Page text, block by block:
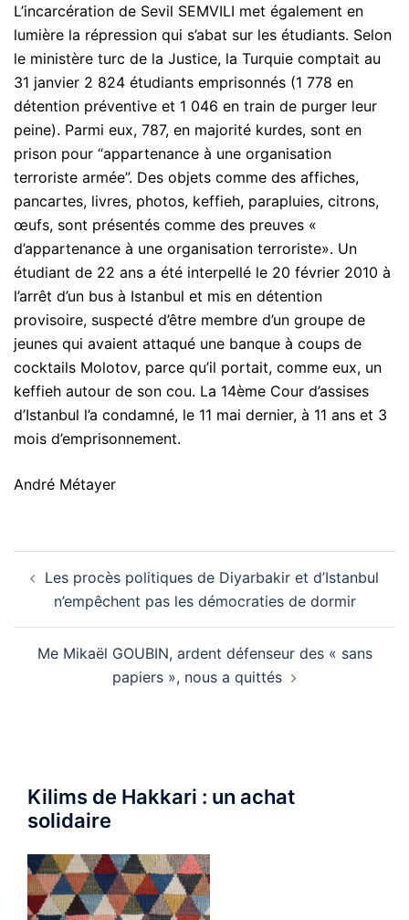
L’incarcération de Sevil SEMVILI met également en
lumière la répression qui s’abat sur les étudiants. Selon
le ministère turc de la Justice, la Turquie comptait au
31 janvier 2 824 étudiants emprisonnés (1 778 en
détention préventive et 1 046 en train de purger leur
peine). Parmi eux, 787, en majorité kurdes, sont en
prison pour “appartenance à une organisation
terroriste armée”. Des objets comme des affiches,
pancartes, livres, photos, keffieh, parapluies, citrons,
œufs, sont présentés comme des preuves «
d’appartenance à une organisation terroriste». Un
étudiant de 22 ans a été interpellé le 20 février 2010 à
l’arrêt d’un bus à Istanbul et mis en détention
provisoire, suspecté d’être membre d’un groupe de
jeunes qui avaient attaqué une banque à coups de
cocktails Molotov, parce qu’il portait, comme eux, un
keffieh autour de son cou. La 14ème Cour d’assises
d’Istanbul l’a condamné, le 11 mai dernier, à 11 ans et 3
mois d’emprisonnement.
André Métayer
d’article
Les procès politiques de Diyarbakir et d’Istanbul
n’empêchent pas les démocraties de dormir
Me Mikaël GOUBIN, ardent défenseur des « sans
papiers », nous a quittés
Kilims de Hakkari : un achat
solidaire